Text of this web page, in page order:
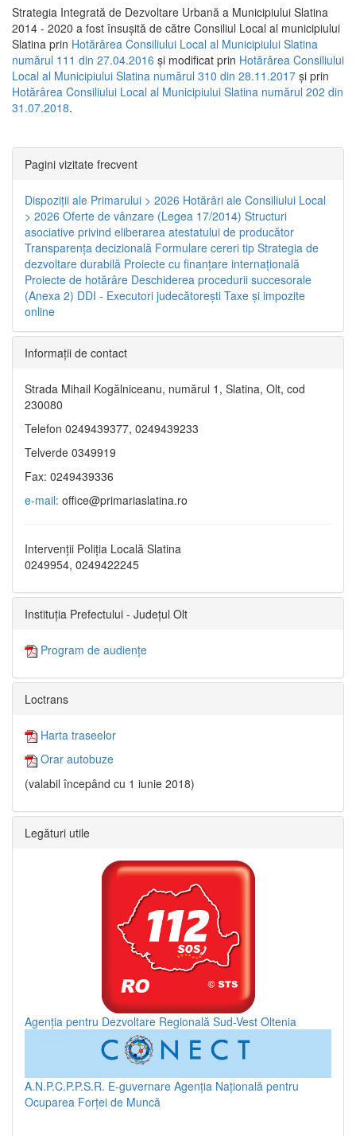
Strategia Integrată de Dezvoltare Urbană a Municipiului Slatina
2014 - 2020 a fost însuşită de către Consiliul Local al municipiului
Slatina prin Hotărârea Consiliului Local al Municipiului Slatina
numărul 111 din 27.04.2016 și modificat prin Hotărârea Consiliului
Local al Municipiului Slatina numărul 310 din 28.11.2017 și prin
Hotărârea Consiliului Local al Municipiului Slatina numărul 202 din
31.07.2018.
Pagini vizitate frecvent
Dispoziţii ale Primarului > 2026 Hotărâri ale Consiliului Local
> 2026 Oferte de vânzare (Legea 17/2014) Structuri
asociative privind eliberarea atestatului de producător
Transparenţa decizională Formulare cereri tip Strategia de
dezvoltare durabilă Proiecte cu finanţare internaţională
Proiecte de hotărâre Deschiderea procedurii succesorale
(Anexa 2) DDI - Executori judecătorești Taxe şi impozite
online
Informaţii de contact
Strada Mihail Kogălniceanu, numărul 1, Slatina, Olt, cod
230080
Telefon 0249439377, 0249439233
Telverde 0349919
Fax: 0249439336
e-mail: office@primariaslatina.ro
Intervenții Poliția Locală Slatina
0249954, 0249422245
Instituția Prefectului - Județul Olt
Program de audiențe
Loctrans
Harta traseelor
Orar autobuze
(valabil începând cu 1 iunie 2018)
Legături utile
Agenția pentru Dezvoltare Regională Sud-Vest Oltenia
A.N.P.C.P.P.S.R. E-guvernare Agenția Națională pentru
Ocuparea Forței de Muncă